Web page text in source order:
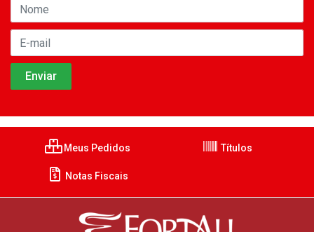
Meus Pedidos Títulos
Notas Fiscais